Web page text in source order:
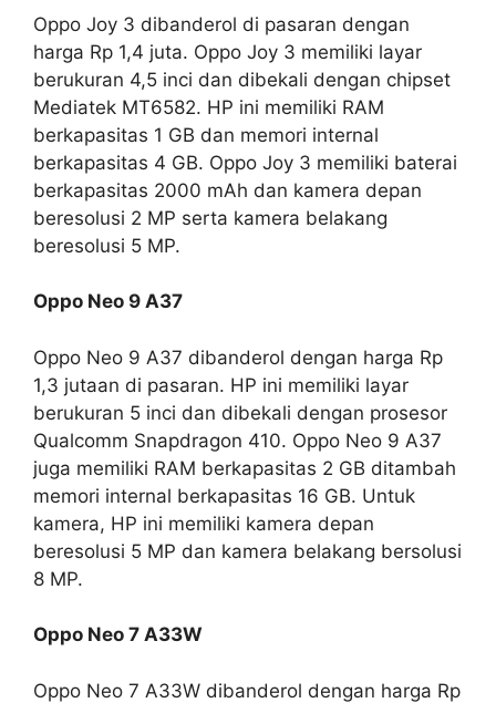
Oppo Joy 3 dibanderol di pasaran dengan
harga Rp 1,4 juta. Oppo Joy 3 memiliki layar
berukuran 4,5 inci dan dibekali dengan chipset
Mediatek MT6582. HP ini memiliki RAM
berkapasitas 1 GB dan memori internal
berkapasitas 4 GB. Oppo Joy 3 memiliki baterai
berkapasitas 2000 mAh dan kamera depan
beresolusi 2 MP serta kamera belakang
beresolusi 5 MP.
Oppo Neo 9 A37
Oppo Neo 9 A37 dibanderol dengan harga Rp
1,3 jutaan di pasaran. HP ini memiliki layar
berukuran 5 inci dan dibekali dengan prosesor
Qualcomm Snapdragon 410. Oppo Neo 9 A37
juga memiliki RAM berkapasitas 2 GB ditambah
memori internal berkapasitas 16 GB. Untuk
kamera, HP ini memiliki kamera depan
beresolusi 5 MP dan kamera belakang bersolusi
8 MP.
Oppo Neo 7 A33W
Oppo Neo 7 A33W dibanderol dengan harga Rp